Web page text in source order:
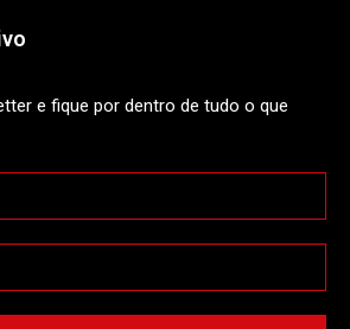
e fique por dentro de tudo o que